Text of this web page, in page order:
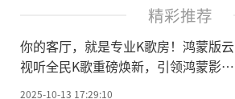
精彩推荐
你的客厅，就是专业K歌房！鸿蒙版云
视听全民K歌重磅焕新，引领鸿蒙影音
2025-10-13 17:29:10